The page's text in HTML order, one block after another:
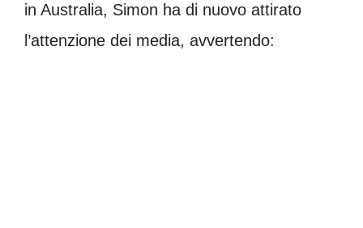
in Australia, Simon ha di nuovo attirato
l’attenzione dei media, avvertendo: